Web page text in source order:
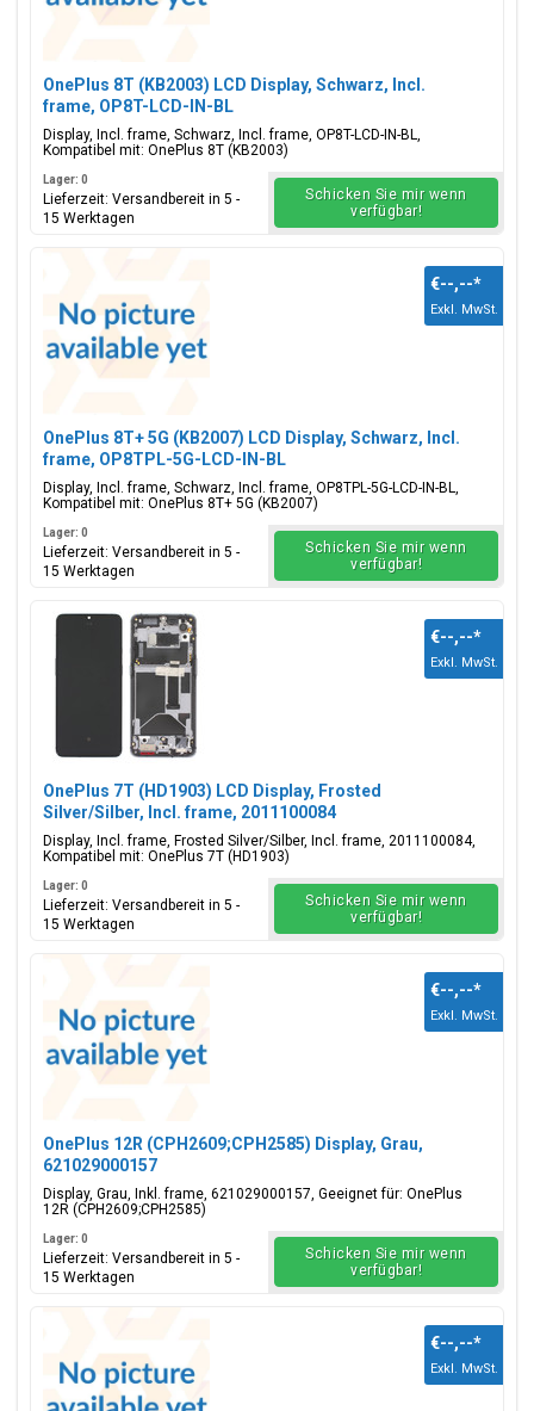
OnePlus 8T (KB2003) LCD Display, Schwarz, Incl.
frame, OP8T-LCD-IN-BL
Display, Incl. frame, Schwarz, Incl. frame, OP8T-LCD-IN-BL,
Kompatibel mit: OnePlus 8T (KB2003)
Lager: 0
Lieferzeit: Versandbereit in 5 -
15 Werktagen
Schicken Sie mir wenn
verfügbar!
OnePlus 8T+ 5G (KB2007) LCD Display, Schwarz, Incl.
frame, OP8TPL-5G-LCD-IN-BL
Display, Incl. frame, Schwarz, Incl. frame, OP8TPL-5G-LCD-IN-BL,
Kompatibel mit: OnePlus 8T+ 5G (KB2007)
€--,--*
Exkl. MwSt.
Lager: 0
Lieferzeit: Versandbereit in 5 -
15 Werktagen
Schicken Sie mir wenn
verfügbar!
OnePlus 7T (HD1903) LCD Display, Frosted
Silver/Silber, Incl. frame, 2011100084
Display, Incl. frame, Frosted Silver/Silber, Incl. frame, 2011100084,
Kompatibel mit: OnePlus 7T (HD1903)
€--,--*
Exkl. MwSt.
Lager: 0
Lieferzeit: Versandbereit in 5 -
15 Werktagen
Schicken Sie mir wenn
verfügbar!
OnePlus 12R (CPH2609;CPH2585) Display, Grau,
621029000157
Display, Grau, Inkl. frame, 621029000157, Geeignet für: OnePlus
12R (CPH2609;CPH2585)
€--,--*
Exkl. MwSt.
Lager: 0
Lieferzeit: Versandbereit in 5 -
15 Werktagen
Schicken Sie mir wenn
verfügbar!
€--,--*
Exkl. MwSt.